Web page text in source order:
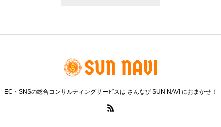
EC・SNSの総合コンサルティングサービスは さんなび SUN NAVI におまかせ！